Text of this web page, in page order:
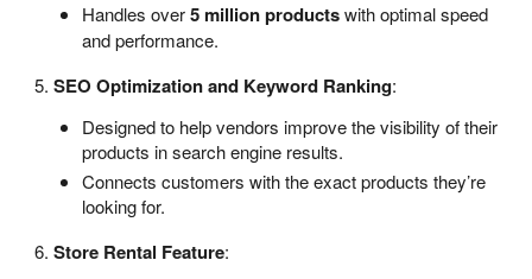
Handles over5 million productswith optimal speed
and performance.
SEO Optimization and Keyword Ranking:
Designed to help vendors improve the visibility of their
products in search engine results.
Connects customers with the exact products they’re
looking for.
Store Rental Feature: